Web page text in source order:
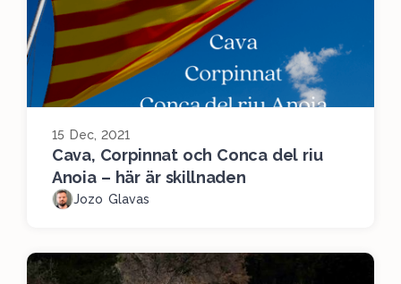
15 Dec, 2021
Cava, Corpinnat och Conca del riu
Anoia – här är skillnaden
Jozo Glavas